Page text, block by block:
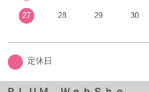
27 28 29 30
定休日